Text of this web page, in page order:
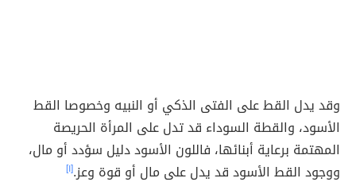
وقد يدل القط على الفتى الذكي أو النبيه وخصوصا القط
الأسود، والقطة السوداء قد تدل على المرأة الحريصة
المهتمة برعاية أبنائها، فاللون الأسود دليل سؤدد أو مال،
ووجود القط الأسود قد يدل على مال أو قوة وعز.[١]